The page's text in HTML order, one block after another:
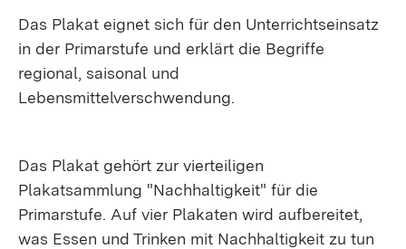
Das Plakat eignet sich für den Unterrichtseinsatz
in der Primarstufe und erklärt die Begriffe
regional, saisonal und
Lebensmittelverschwendung.
Das Plakat gehört zur vierteiligen
Plakatsammlung "Nachhaltigkeit" für die
Primarstufe. Auf vier Plakaten wird aufbereitet,
was Essen und Trinken mit Nachhaltigkeit zu tun